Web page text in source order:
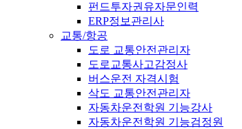
펀드투자권유자문인력
ERP정보관리사
교통/항공
도로 교통안전관리자
도로교통사고감정사
버스운전 자격시험
삭도 교통안전관리자
자동차운전학원 기능강사
자동차운전학원 기능검정원